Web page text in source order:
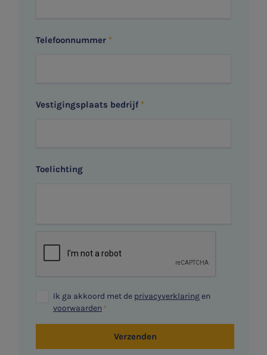
Telefoonnummer
Vestigingsplaats bedrijf
Toelichting
Ik ga akkoord met de privacyverklaringen
voorwaarden
Verzenden